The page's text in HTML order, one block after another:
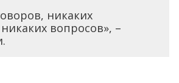
никаких
вопросов», –